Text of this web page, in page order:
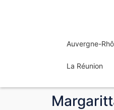
Auvergne-
La Réunion